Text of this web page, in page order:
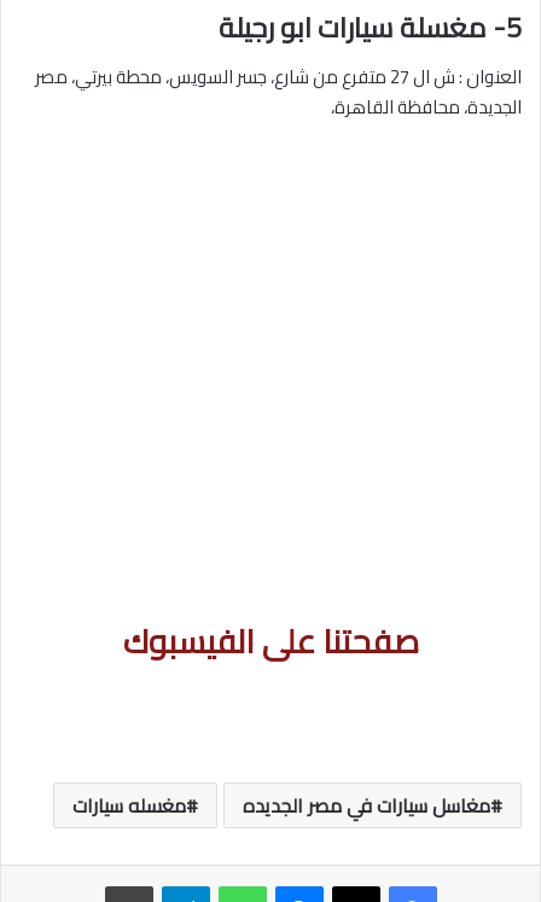
5- مغسلة سيارات ابو رجيلة
العنوان : ش ال 27 متفرع من شارع، جسر السويس، محطة بيرتي، مصر
الجديدة، محافظة القاهرة‬،
صفحتنا على الفيسبوك
مغاسل سيارات في مصر الجديده مغسله سيارات
ماسنجر واتساب تيلقرام طباعة